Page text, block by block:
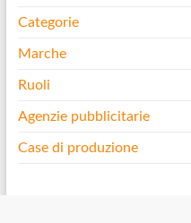
Categorie
Marche
Ruoli
Agenzie pubblicitarie
Case di produzione